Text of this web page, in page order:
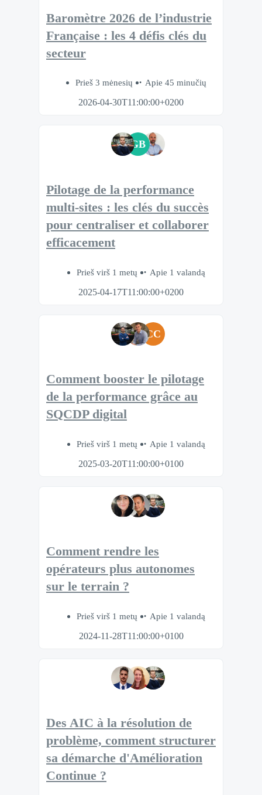
Baromètre 2026 de l’industrie
Française : les 4 défis clés du
secteur
Prieš 3 mėnesių
Apie 45 minučių
2026-04-30T11:00:00+0200
GB
Pilotage de la performance
multi-sites : les clés du succès
pour centraliser et collaborer
efficacement
Prieš virš 1 metų
Apie 1 valandą
2025-04-17T11:00:00+0200
CC
Comment booster le pilotage
de la performance grâce au
SQCDP digital
Prieš virš 1 metų
Apie 1 valandą
2025-03-20T11:00:00+0100
Comment rendre les
opérateurs plus autonomes
sur le terrain ?
Prieš virš 1 metų
Apie 1 valandą
2024-11-28T11:00:00+0100
Des AIC à la résolution de
problème, comment structurer
sa démarche d'Amélioration
Continue ?